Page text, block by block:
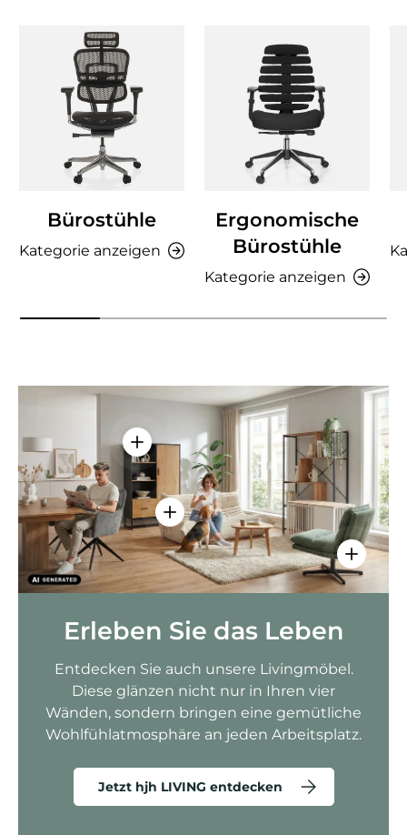
Bürostühle
Kategorie anzeigen
Ergonomische
Bürostühle
Kategorie anzeigen
Einzelheiten anzeigen - AMIO H -
Einzelheiten anzeigen - Sitzolo 2
Erleben Sie das Leben
Entdecken Sie auch unsere Livingmöbel.
Diese glänzen nicht nur in Ihren vier
Wänden, sondern bringen eine gemütliche
Wohlfühlatmosphäre an jeden Arbeitsplatz.
Jetzt hjh LIVING entdecken